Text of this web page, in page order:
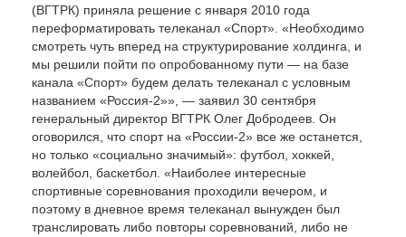
(ВГТРК) приняла решение с января 2010 года
переформатировать телеканал «Спорт». «Необходимо
смотреть чуть вперед на структурирование холдинга, и
мы решили пойти по опробованному пути — на базе
канала «Спорт» будем делать телеканал с условным
названием «Россия-2»», — заявил 30 сентября
генеральный директор ВГТРК Олег Добродеев. Он
оговорился, что спорт на «России-2» все же останется,
но только «социально значимый»: футбол, хоккей,
волейбол, баскетбол. «Наиболее интересные
спортивные соревнования проходили вечером, и
поэтому в дневное время телеканал вынужден был
транслировать либо повторы соревнований, либо не